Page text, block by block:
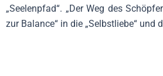
„Seelenpfad“. „Der Weg des
zur Balance“ in die „Selbstliebe“ und